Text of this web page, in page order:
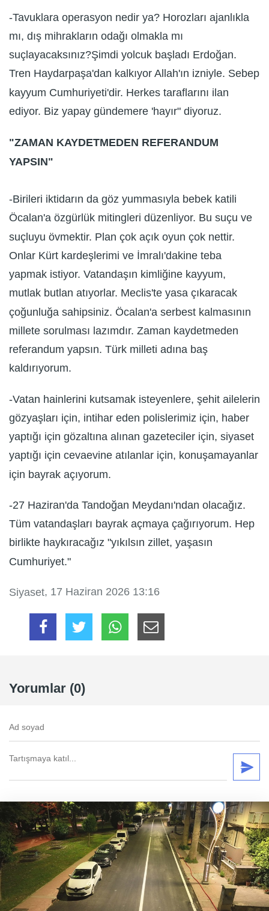
-Tavuklara operasyon nedir ya? Horozları ajanlıkla
mı, dış mihrakların odağı olmakla mı
suçlayacaksınız?Şimdi yolcuk başladı Erdoğan.
Tren Haydarpaşa'dan kalkıyor Allah'ın izniyle. Sebep
kayyum Cumhuriyeti'dir. Herkes taraflarını ilan
ediyor. Biz yapay gündemere 'hayır" diyoruz.
"ZAMAN KAYDETMEDEN REFERANDUM
YAPSIN"
-Birileri iktidarın da göz yummasıyla bebek katili
Öcalan'a özgürlük mitingleri düzenliyor. Bu suçu ve
suçluyu övmektir. Plan çok açık oyun çok nettir.
Onlar Kürt kardeşlerimi ve İmralı'dakine teba
yapmak istiyor. Vatandaşın kimliğine kayyum,
mutlak butlan atıyorlar. Meclis'te yasa çıkaracak
çoğunluğa sahipsiniz. Öcalan'a serbest kalmasının
millete sorulması lazımdır. Zaman kaydetmeden
referandum yapsın. Türk milleti adına baş
kaldırıyorum.
-Vatan hainlerini kutsamak isteyenlere, şehit ailelerin
gözyaşları için, intihar eden polislerimiz için, haber
yaptığı için gözaltına alınan gazeteciler için, siyaset
yaptığı için cevaevine atılanlar için, konuşamayanlar
için bayrak açıyorum.
-27 Haziran'da Tandoğan Meydanı'ndan olacağız.
Tüm vatandaşları bayrak açmaya çağırıyorum. Hep
birlikte haykıracağız "yıkılsın zillet, yaşasın
Cumhuriyet."
Siyaset, 17 Haziran 2026 13:16
Yorumlar (0)